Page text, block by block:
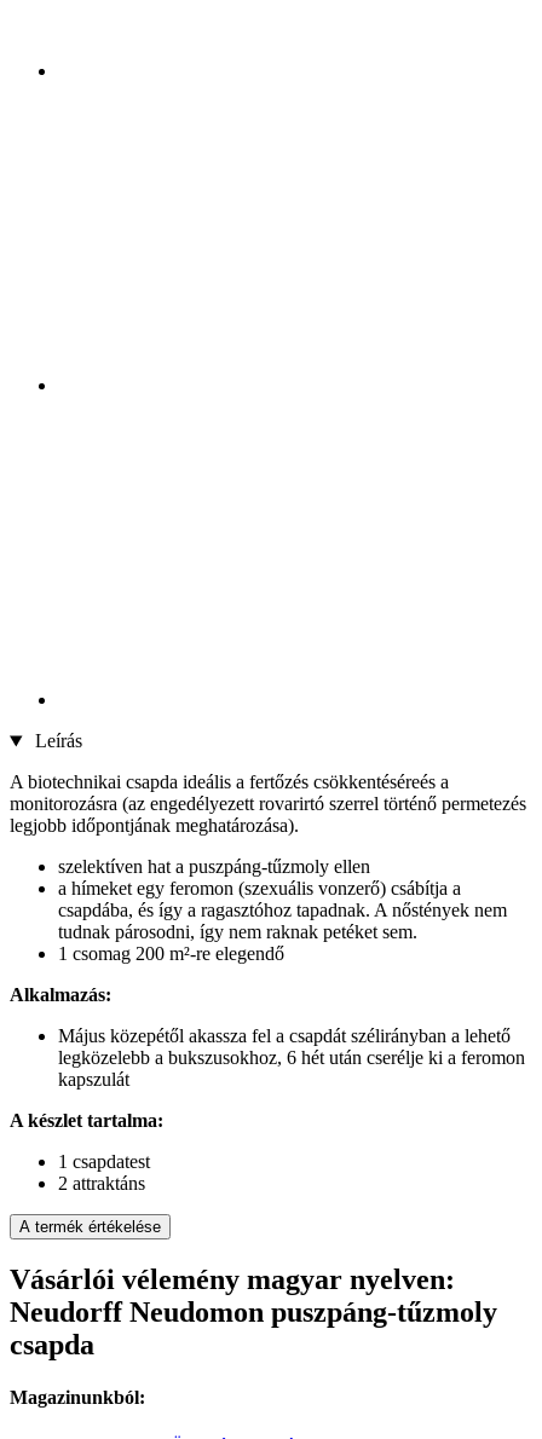
Leírás
A biotechnikai csapda ideális a fertőzés csökkentéséreés a
monitorozásra (az engedélyezett rovarirtó szerrel történő permetezés
legjobb időpontjának meghatározása).
szelektíven hat a puszpáng-tűzmoly ellen
a hímeket egy feromon (szexuális vonzerő) csábítja a
csapdába, és így a ragasztóhoz tapadnak. A nőstények nem
tudnak párosodni, így nem raknak petéket sem.
1 csomag 200 m²-re elegendő
Alkalmazás:
Május közepétől akassza fel a csapdát szélirányban a lehető
legközelebb a bukszusokhoz, 6 hét után cserélje ki a feromon
kapszulát
A készlet tartalma:
1 csapdatest
2 attraktáns
A termék értékelése
Vásárlói vélemény magyar nyelven:
Neudorff Neudomon puszpáng-tűzmoly
csapda
Magazinunkból: